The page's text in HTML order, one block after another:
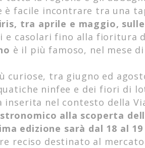
facile incontrare tra una
tra aprile e maggio,
e casolari fino alla fioritura
è il più famoso, nel mese
curiose, tra giugno ed
ninfee e dei fiori di
inserita nel contesto della
alla scoperta
edizione sarà dal 18 al
reciso destinato al